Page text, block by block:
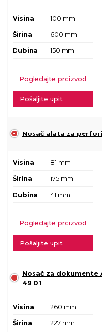
Visina 100 mm
Širina 600 mm
Dubina 150 mm
Pogledajte proizvod
Pošaljite upit
Nosač alata za
Visina 81 mm
Širina 175 mm
Dubina 41 mm
Pogledajte proizvod
Pošaljite upit
Nosač za dokumente
49 01
Visina 260 mm
Širina 227 mm